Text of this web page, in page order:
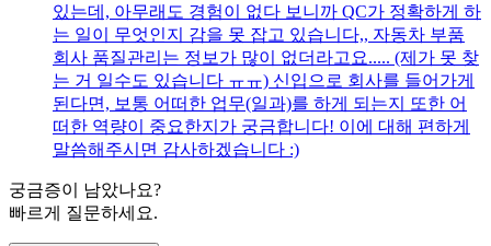
있는데, 아무래도 경험이 없다 보니까 QC가 정확하게 하
는 일이 무엇인지 감을 못 잡고 있습니다,, 자동차 부품
회사 품질관리는 정보가 많이 없더라고요..... (제가 못 찾
는 거 일수도 있습니다 ㅠㅠ) 신입으로 회사를 들어가게
된다면, 보통 어떠한 업무(일과)를 하게 되는지 또한 어
떠한 역량이 중요한지가 궁금합니다! 이에 대해 편하게
말씀해주시면 감사하겠습니다 :)
궁금증이 남았나요?
빠르게 질문하세요.